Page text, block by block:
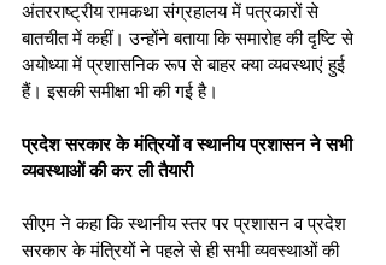
अंतरराष्ट्रीय रामकथा संग्रहालय में पत्रकारों से
बातचीत में कहीं। उन्होंने बताया कि समारोह की दृष्टि से
अयोध्या में प्रशासनिक रूप से बाहर क्या व्यवस्थाएं हुई
हैं। इसकी समीक्षा भी की गई है।
प्रदेश सरकार के मंत्रियों व स्थानीय प्रशासन ने सभी
व्यवस्थाओं की कर ली तैयारी
सीएम ने कहा कि स्थानीय स्तर पर प्रशासन व प्रदेश
सरकार के मंत्रियों ने पहले से ही सभी व्यवस्थाओं की